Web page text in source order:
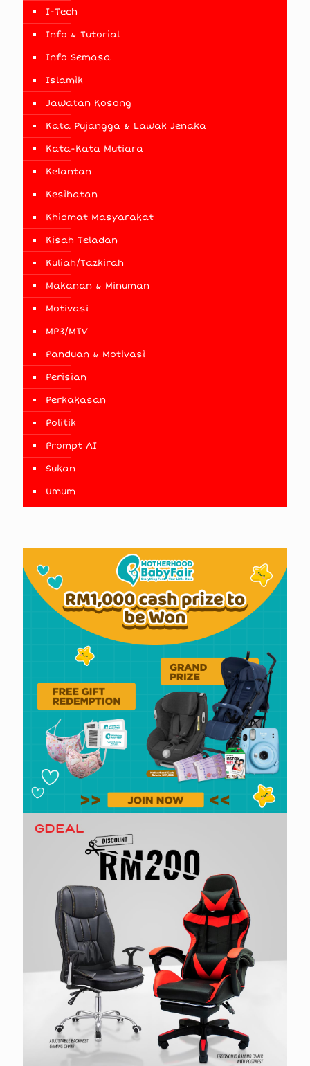
I-Tech
Info & Tutorial
Info Semasa
Islamik
Jawatan Kosong
Kata Pujangga & Lawak Jenaka
Kata-Kata Mutiara
Kelantan
Kesihatan
Khidmat Masyarakat
Kisah Teladan
Kuliah/Tazkirah
Makanan & Minuman
Motivasi
MP3/MTV
Panduan & Motivasi
Perisian
Perkakasan
Politik
Prompt AI
Sukan
Umum